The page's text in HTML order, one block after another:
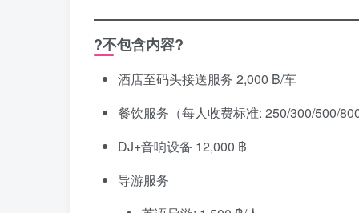
?不包含内容?
酒店至码头接送服务 2,000 ฿/车
餐饮服务（每人收费标准: 250/300/500/
DJ+音响设备 12,000 ฿
导游服务